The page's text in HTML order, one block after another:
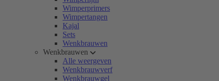
Wimperprimers
Wimpertangen
Kajal
Sets
Wenkbrauwen
Wenkbrauwen
Alle weergeven
Wenkbrauwverf
Wenkbrauwgel